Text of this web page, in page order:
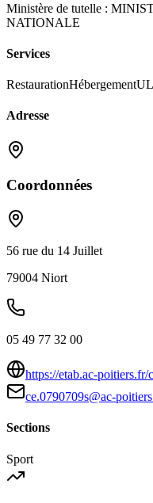
Ministère de tutelle :
NATIONALE
Services
RestaurationHébergement
Adresse
Coordonnées
56 rue du 14 Juillet
79004 Niort
05 49 77 32 00
https://etab.ac-
ce.0790709s@ac-
Sections
Sport